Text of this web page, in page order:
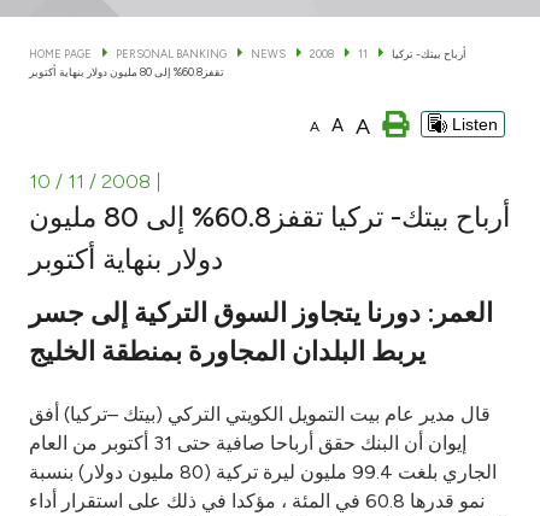
Cards
Banking Tiers
Investment
Tools & Services
After Sales Services
HOME PAGE PERSONAL BANKING NEWS 2008 11
أرباح بيتك- تركيا
تقفز60.8% إلى 80 مليون دولار بنهاية أكتوبر
A A A Listen
10 / 11 / 2008
أرباح بيتك- تركيا تقفز60.8% إلى 80 مليون
دولار بنهاية أكتوبر
العمر: دورنا يتجاوز السوق التركية إلى جسر
يربط البلدان المجاورة بمنطقة الخليج
قال مدير عام بيت التمويل الكويتي التركي (بيتك –تركيا) أفق
إيوان أن البنك حقق أرباحا صافية حتى 31 أكتوبر من العام
الجاري بلغت 99.4 مليون ليرة تركية (80 مليون دولار) بنسبة
نمو قدرها 60.8 في المئة ، مؤكدا في ذلك على استقرار أداء